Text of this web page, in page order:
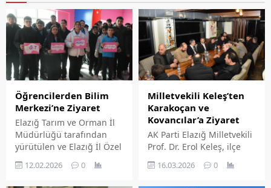
Öğrencilerden Bilim
Merkezi’ne Ziyaret
Elazığ Tarım ve Orman İl
Müdürlüğü tarafından
yürütülen ve Elazığ İl Özel
geçirilen 'Eğit Çocuğunu
12.02.2026 0
Milletvekili Keleş’ten
Karakoçan ve
Kovancılar’a Ziyaret
AK Parti Elazığ Milletvekili
Prof. Dr. Erol Keleş, ilçe
Karakoçan ve
16.03.2026 0